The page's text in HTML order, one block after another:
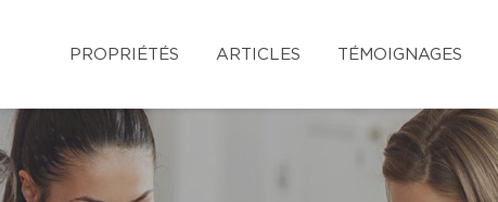
PROPRIÉTÉS ARTICLES TÉMOIGNAGES